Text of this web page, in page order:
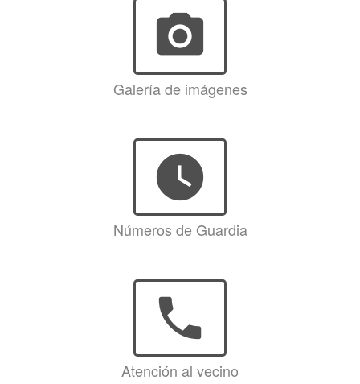
photo_camera
Galería de imágenes
watch_later
Números de Guardia
phone
Atención al vecino